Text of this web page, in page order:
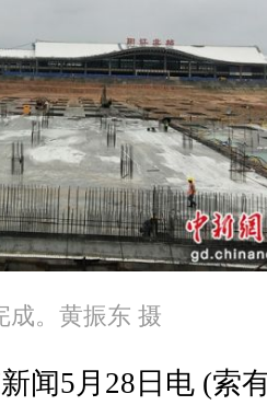
成。黄振东 摄
5月28日电 (索